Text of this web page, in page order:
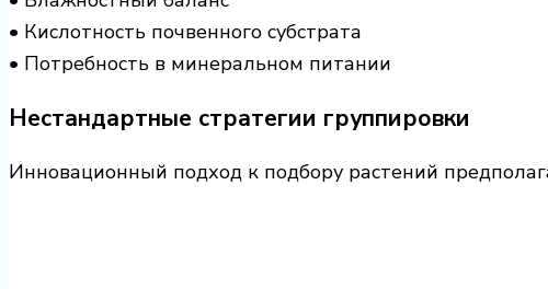
• Кислотность почвенного субстрата
• Потребность в минеральном питании
Нестандартные стратегии группировки
Инновационный подход к подбору растений